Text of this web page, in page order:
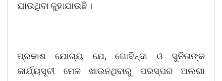
ଯାଉଥିବା କୁହାଯାଉଛି ।
ପ୍ରକାଶ ଯୋଗ୍ୟ ଯେ, ଗୋବିନ୍ଦା ଓ ସୁନିତାଙ୍କ
କାର୍ଯ୍ୟସୂଚୀ ମେଳ ଖାଉନଥିବାରୁ ପରସ୍ପର ଅଲଗା